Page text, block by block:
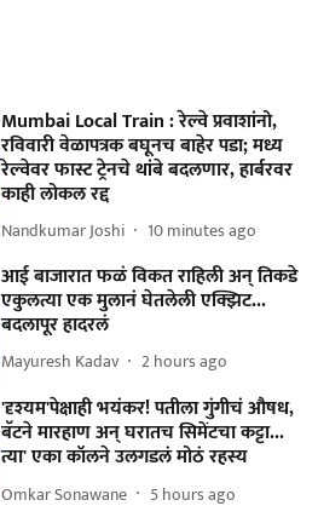
Mumbai Local Train : रेल्वे प्रवाशांनो,
रविवारी वेळापत्रक बघूनच बाहेर पडा; मध्य
रेल्वेवर फास्ट ट्रेनचे थांबे बदलणार, हार्बरवर
काही लोकल रद्द
Nandkumar Joshi 10 minutes ago
आई बाजारात फळं विकत राहिली अन् तिकडे
एकुलत्या एक मुलानं घेतलेली एक्झिट...
बदलापूर हादरलं
Mayuresh Kadav 2 hours ago
'दृश्यम'पेक्षाही भयंकर! पतीला गुंगीचं औषध,
बॅटने मारहाण अन् घरातच सिमेंटचा कट्टा...
त्या' एका कॉलने उलगडलं मोठं रहस्य
Omkar Sonawane 5 hours ago